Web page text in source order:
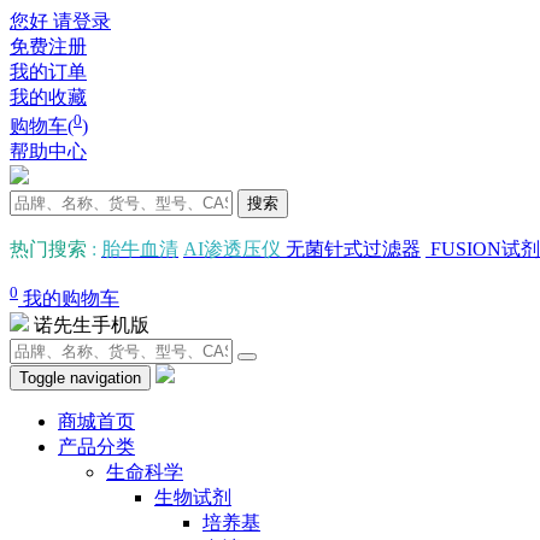
您好 请登录
免费注册
我的订单
我的收藏
购物车(0)
帮助中心
搜索
热门搜索 : 胎牛血清 AI渗透压仪 无菌针式过滤器 FUSION试剂
0 我的购物车
诺先生手机版
Toggle navigation
商城首页
产品分类
生命科学
生物试剂
培养基